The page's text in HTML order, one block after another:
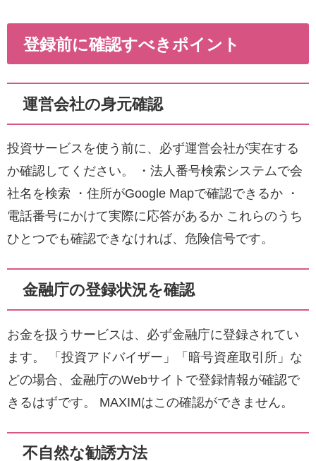
登録前に確認すべきポイント
運営会社の身元確認
投資サービスを使う前に、必ず運営会社が実在する
か確認してください。 ・法人番号検索システムで会
社名を検索 ・住所がGoogle Mapで確認できるか ・
電話番号にかけて実際に応答があるか これらのうち
ひとつでも確認できなければ、危険信号です。
金融庁の登録状況を確認
お金を扱うサービスは、必ず金融庁に登録されてい
ます。 「投資アドバイザー」「暗号資産取引所」な
どの場合、金融庁のWebサイトで登録情報が確認で
きるはずです。 MAXIMはこの確認ができません。
不自然な勧誘方法